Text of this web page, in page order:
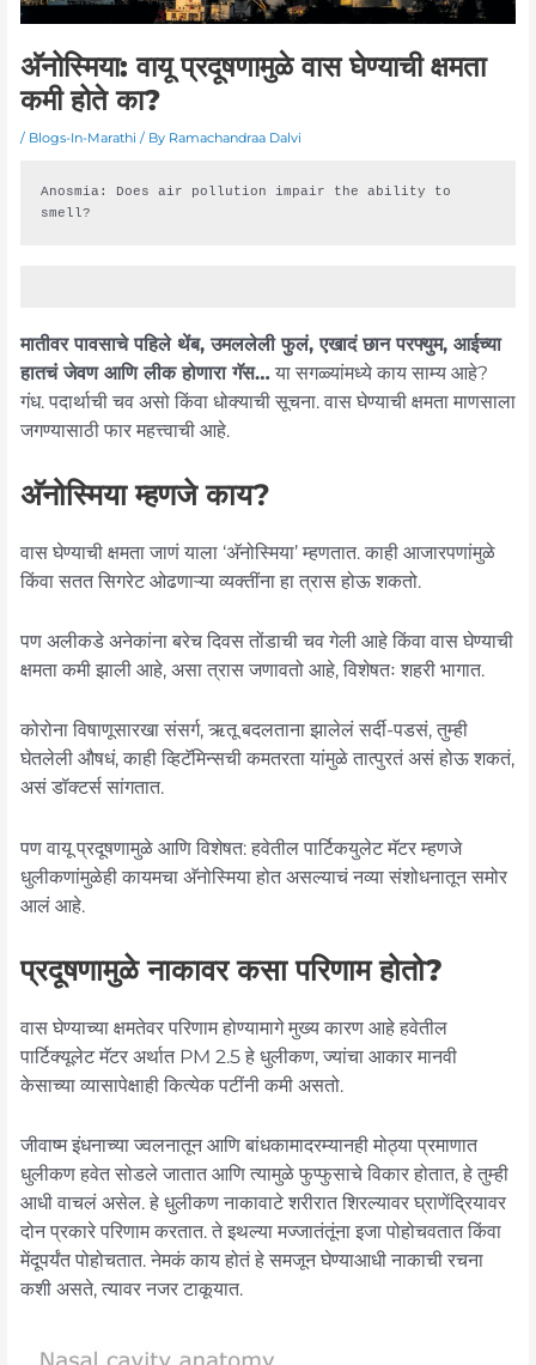
अ‍ॅनोस्मिया: वायू प्रदूषणामुळे वास घेण्याची क्षमता
कमी होते का?
/ Blogs-In-Marathi / By Ramachandraa Dalvi
Anosmia: Does air pollution impair the ability to
smell?
मातीवर पावसाचे पहिले थेंब, उमललेली फुलं, एखादं छान परफ्युम, आईच्या
हातचं जेवण आणि लीक होणारा गॅस…या सगळ्यांमध्ये काय साम्य आहे?
गंध. पदार्थाची चव असो किंवा धोक्याची सूचना. वास घेण्याची क्षमता माणसाला
जगण्यासाठी फार महत्त्वाची आहे.
अ‍ॅनोस्मिया म्हणजे काय?
वास घेण्याची क्षमता जाणं याला ‘अ‍ॅनोस्मिया’ म्हणतात. काही आजारपणांमुळे
किंवा सतत सिगरेट ओढणाऱ्या व्यक्तींना हा त्रास होऊ शकतो.
पण अलीकडे अनेकांना बरेच दिवस तोंडाची चव गेली आहे किंवा वास घेण्याची
क्षमता कमी झाली आहे, असा त्रास जणावतो आहे, विशेषतः शहरी भागात.
कोरोना विषाणूसारखा संसर्ग, ऋतू बदलताना झालेलं सर्दी-पडसं, तुम्ही
घेतलेली औषधं, काही व्हिटॅमिन्सची कमतरता यांमुळे तात्पुरतं असं होऊ शकतं,
असं डॉक्टर्स सांगतात.
पण वायू प्रदूषणामुळे आणि विशेषत: हवेतील पार्टिकयुलेट मॅटर म्हणजे
धुलीकणांमुळेही कायमचा अ‍ॅनोस्मिया होत असल्याचं नव्या संशोधनातून समोर
आलं आहे.
प्रदूषणामुळे नाकावर कसा परिणाम होतो?
वास घेण्याच्या क्षमतेवर परिणाम होण्यामागे मुख्य कारण आहे हवेतील
पार्टिक्यूलेट मॅटर अर्थात PM 2.5 हे धुलीकण, ज्यांचा आकार मानवी
केसाच्या व्यासापेक्षाही कित्येक पटींनी कमी असतो.
जीवाष्म इंधनाच्या ज्वलनातून आणि बांधकामादरम्यानही मोठ्या प्रमाणात
धुलीकण हवेत सोडले जातात आणि त्यामुळे फुप्फुसाचे विकार होतात, हे तुम्ही
आधी वाचलं असेल. हे धुलीकण नाकावाटे शरीरात शिरल्यावर घ्राणेंद्रियावर
दोन प्रकारे परिणाम करतात. ते इथल्या मज्जातंतूंना इजा पोहोचवतात किंवा
मेंदूपर्यंत पोहोचतात. नेमकं काय होतं हे समजून घेण्याआधी नाकाची रचना
कशी असते, त्यावर नजर टाकूयात.